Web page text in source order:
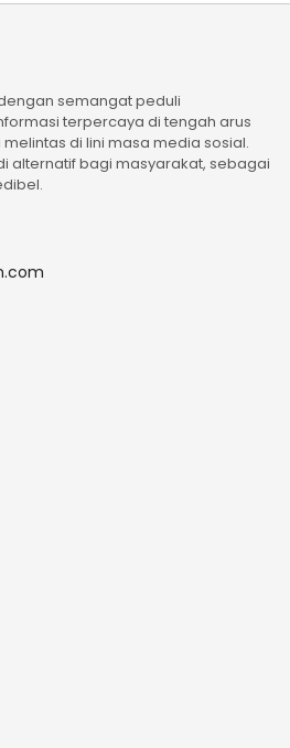
semangat peduli
terpercaya di tengah arus
di lini masa media sosial.
alternatif bagi masyarakat, sebagai